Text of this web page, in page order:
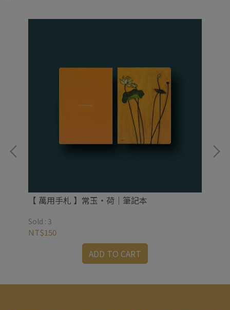
【 萬用手札 】常玉・荷｜筆記本
Sold : 3
NT$150
ADD TO CART